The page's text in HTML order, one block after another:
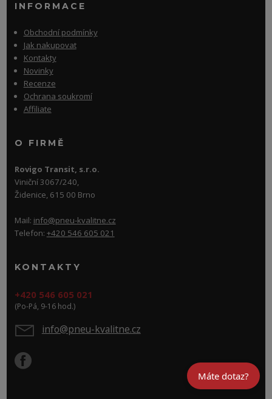
INFORMACE
Obchodní podmínky
Jak nakupovat
Kontakty
Novinky
Recenze
Ochrana soukromí
Affiliate
O FIRMĚ
Rovigo Transit, s.r.o.
Viniční 3067/240,
Židenice, 615 00 Brno
Mail: info@pneu-kvalitne.cz
Telefon: +420 546 605 021
KONTAKTY
+420 546 605 021
(Po-Pá, 9-16 hod.)
info@pneu-kvalitne.cz
Máte dotaz?